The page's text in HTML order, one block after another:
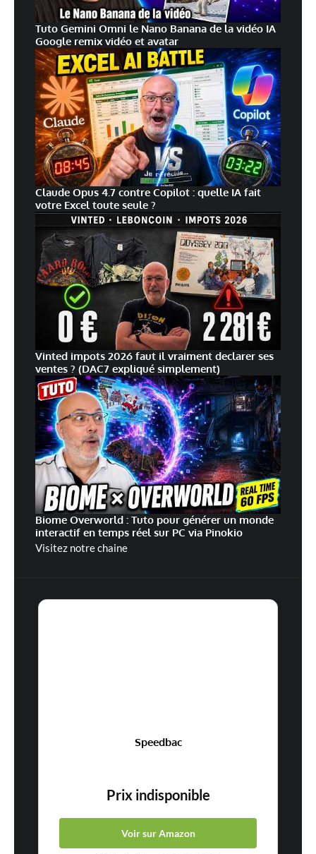
Tuto Gemini Omni le Nano Banana de la vidéo IA
Google remix vidéo et avatar
Claude Opus 4.7 contre Copilot : quelle IA fait
votre Excel toute seule ?
Vinted impots 2026 faut il vraiment declarer ses
ventes ? (DAC7 expliqué simplement)
Biome Overworld : Tuto pour générer un monde
interactif en temps réel sur PC via Pinokio
Visitez notre chaine
Speedbac
Prix indisponible
Voir sur Amazon